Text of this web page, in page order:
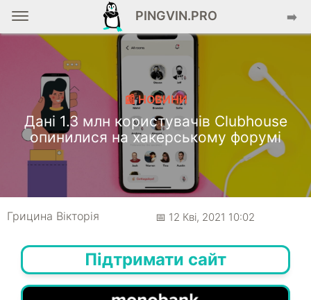
PINGVIN.PRO ➡️
📰 НОВИНИ
Дані 1.3 млн користувачів Clubhouse
опинилися на хакерському форумі
Грицина Вікторія 📅 12 Кві, 2021 10:02
Підтримати сайт